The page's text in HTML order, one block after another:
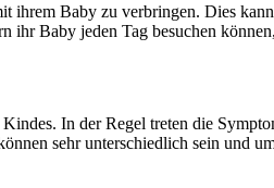
Baby zu verbringen. Dies
Baby jeden Tag besuchen
In der Regel treten die
sehr unterschiedlich sein und